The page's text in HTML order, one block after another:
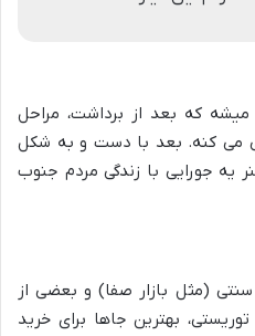
که بعد از برداشت، مراحل
می کنه. بعد با دست و به شکل
یه جورایی با زندگی مردم جنوب
سنتی (مثل بازار صفا) و بعضی از
بهترین جاها برای خرید